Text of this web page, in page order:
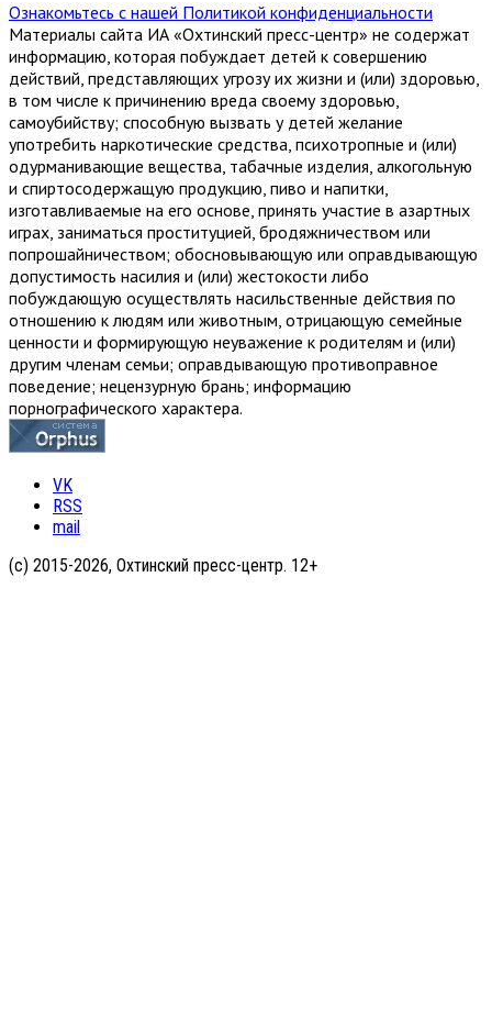
Ознакомьтесь с нашей Политикой конфиденциальности
Материалы сайта ИА «Охтинский пресс-центр» не содержат
информацию, которая побуждает детей к совершению
действий, представляющих угрозу их жизни и (или) здоровью,
в том числе к причинению вреда своему здоровью,
самоубийству; способную вызвать у детей желание
употребить наркотические средства, психотропные и (или)
одурманивающие вещества, табачные изделия, алкогольную
и спиртосодержащую продукцию, пиво и напитки,
изготавливаемые на его основе, принять участие в азартных
играх, заниматься проституцией, бродяжничеством или
попрошайничеством; обосновывающую или оправдывающую
допустимость насилия и (или) жестокости либо
побуждающую осуществлять насильственные действия по
отношению к людям или животным, отрицающую семейные
ценности и формирующую неуважение к родителям и (или)
другим членам семьи; оправдывающую противоправное
поведение; нецензурную брань; информацию
порнографического характера.
VK
RSS
mail
(с) 2015-2026, Охтинский пресс-центр. 12+